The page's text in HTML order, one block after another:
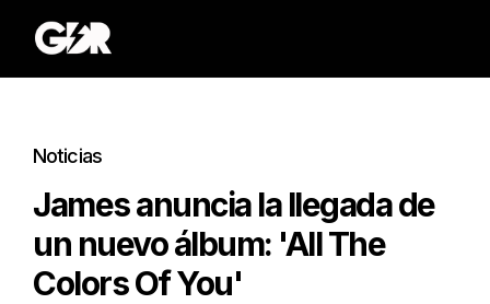
Noticias
James anuncia la llegada de
un nuevo álbum: 'All The
Colors Of You'